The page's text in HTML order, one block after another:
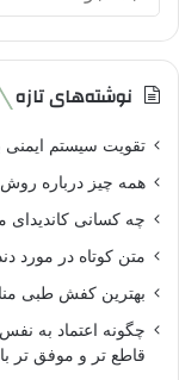
نوشته‌های تازه
تقویت سیستم ایمنی
همه چیز درباره
چه کسانی کاندیدای
متن کوتاه در مورد دندانپزشکی + [10
بهترین کفش طبی
چگونه اعتماد به
قاطع تر و موفق تر